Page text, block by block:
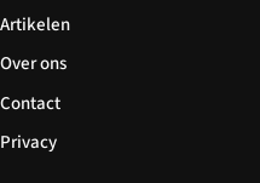
Artikelen
Over ons
Contact
Privacy